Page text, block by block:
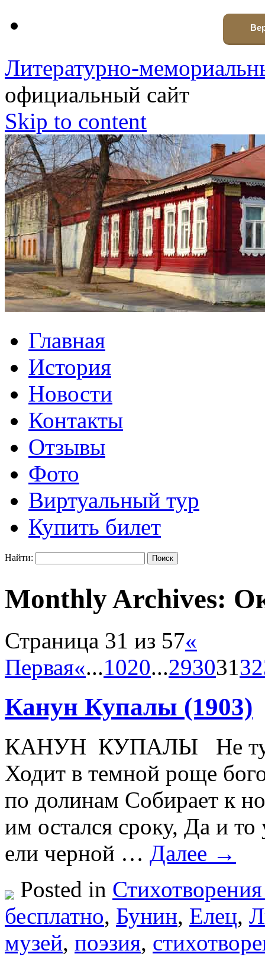
Литературно-
официальный сайт
Skip to content
Главная
История
Новости
Контакты
Отзывы
Фото
Виртуальный тур
Купить билет
Найти:
Monthly Archives:
Страница 31 из 57«
Первая«...1020...29303132
Канун Купалы (1903)
КАНУН КУПАЛЫ Не
Ходит в темной роще
по долинам Собирает к
им остался сроку, Да и то
ели черной … Далее →
Posted in
бесплатно, Бунин, Елец,
музей, поэзия,